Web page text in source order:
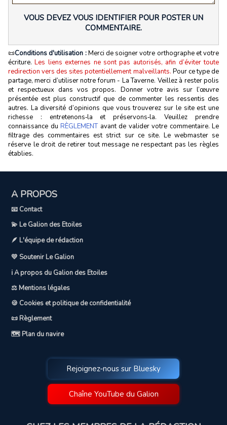
VOUS DEVEZ VOUS IDENTIFIER POUR POSTER UN
COMMENTAIRE.
📜Conditions d'utilisation :Merci de soigner votre orthographe et votre
écriture.Les liens externes ne sont pas autorisés, afin d’éviter toute
redirection vers des sites potentiellement malveillants. Pour ce type de
partage, merci d’utiliser notre forum - La Taverne. Veillez à rester polis
et respectueux dans vos propos. Donner votre avis sur l’œuvre
présentée est plus constructif que de commenter les ressentis des
autres. La diversité d’opinions que vous trouverez sur le site est une
richesse : entretenons‑la et préservons‑la. Veuillez prendre
connaissance du RÈGLEMENTavant de valider votre commentaire. Le
filtrage des commentaires est strict sur ce site. Le webmaster se
réserve le droit de retirer tout message ne respectant pas les règles
établies.
A PROPOS
📧 Contact
💫 Le Galion des Etoiles
🪶 L'équipe de rédaction
💛 Soutenir Le Galion
ℹ️ A propos du Galion des Etoiles
⚖️ Mentions légales
🍪 Cookies et politique de confidentialité
📜 Règlement
🗺️ Plan du navire
Rejoignez-nous sur Bluesky
Chaîne YouTube du Galion